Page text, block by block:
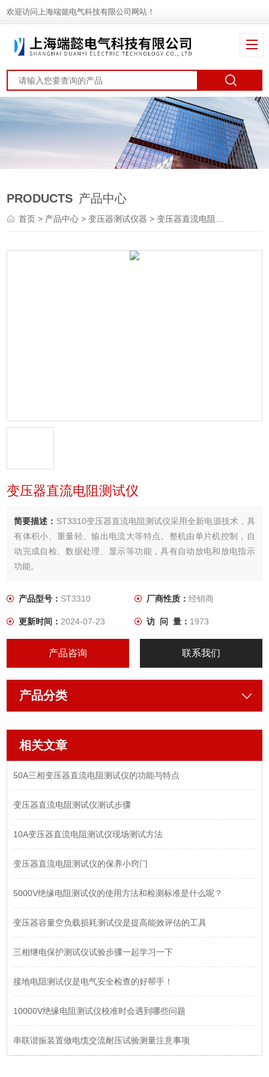
欢迎访问上海端懿电气科技有限公司网站！
PRODUCTS 产品中心
首页> 产品中心 >变压器测试仪器 >变压器直流电阻测试仪
变压器直流电阻测试仪
简要描述： ST3310变压器直流电阻测试仪采用全新电源技术，具
有体积小、重量轻、输出电流大等特点。整机由单片机控制，自
动完成自检、数据处理、显示等功能，具有自动放电和放电指示
功能。
产品型号： ST3310 厂商性质： 经销商
更新时间：2024-07-23 访 问 量： 1973
产品咨询 联系我们
产品分类
相关文章
50A三相变压器直流电阻测试仪的功能与特点
变压器直流电阻测试仪测试步骤
10A变压器直流电阻测试仪现场测试方法
变压器直流电阻测试仪的保养小窍门
5000V绝缘电阻测试仪的使用方法和检测标准是什么呢？
变压器容量空负载损耗测试仪是提高能效评估的工具
三相继电保护测试仪试验步骤一起学习一下
接地电阻测试仪是电气安全检查的好帮手！
10000V绝缘电阻测试仪校准时会遇到哪些问题
串联谐振装置做电缆交流耐压试验测量注意事项